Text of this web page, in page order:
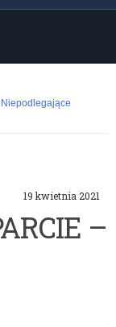
Niepodlegające
19 kwietnia 2021
–